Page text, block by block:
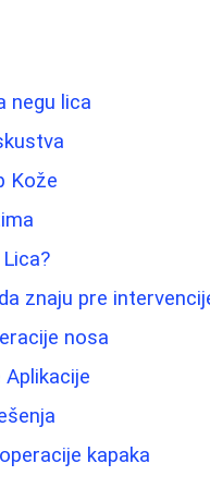
negu lica
Kože
znaju pre
nosa
kapaka